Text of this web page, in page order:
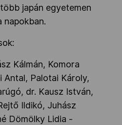
japán egyetemen
Kálmán, Komora
Antal, Palotai Károly,
dr. Kausz István,
Ildikó, Juhász
Dömölky Lidia -